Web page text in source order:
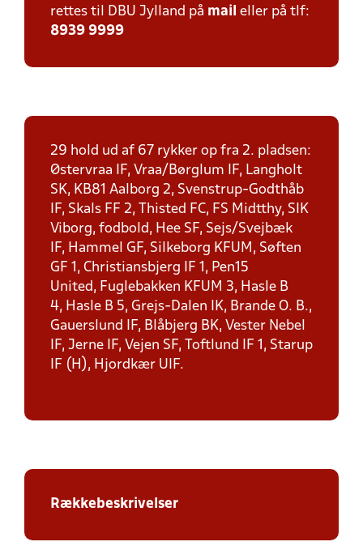
rettes til DBU Jylland på mail eller på tlf:
8939 9999
29 hold ud af 67 rykker op fra 2. pladsen:
Østervraa IF, Vraa/Børglum IF, Langholt
SK, KB81 Aalborg 2, Svenstrup-Godthåb
IF, Skals FF 2, Thisted FC, FS Midtthy, SIK
Viborg, fodbold, Hee SF, Sejs/Svejbæk
IF, Hammel GF, Silkeborg KFUM, Søften
GF 1, Christiansbjerg IF 1, Pen15
United, Fuglebakken KFUM 3, Hasle B
4, Hasle B 5, Grejs-Dalen IK, Brande O. B.,
Gauerslund IF, Blåbjerg BK, Vester Nebel
IF, Jerne IF, Vejen SF, Toftlund IF 1, Starup
IF (H), Hjordkær UIF.
Rækkebeskrivelser